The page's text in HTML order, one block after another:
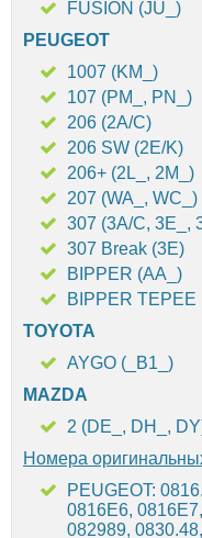
FUSION (JU_)
PEUGEOT
1007 (KM_)
107 (PM_, PN_)
206 (2A/C)
206 SW (2E/K)
206+ (2L_, 2M_)
207 (WA_, WC_)
307 (3A/C, 3E_,
307 Break (3E)
BIPPER (AA_)
BIPPER TEPEE
TOYOTA
AYGO (_B1_)
MAZDA
2 (DE_, DH_,
Номера
PEUGEOT:
0816E6,
082989,